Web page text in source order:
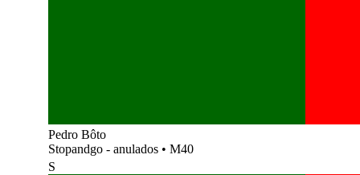
Pedro Bôto
Stopandgo - anulados • M40
S